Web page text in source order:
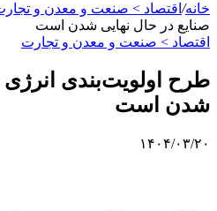
خانه/ اقتصاد > صنعت و معدن و
صنایع در حال نهایی شدن است
اقتصاد > صنعت و معدن و تجارت
طرح اولویت‌بندی انرژی
شدن است
۱۴۰۴/۰۳/۲۰